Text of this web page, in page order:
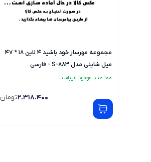
مجموعه مهرساز خود باشید 4 لاین 18 * 47
میل شاینی مدل S-883 - فارسی
100 عدد موجود میباشد
2.318.400تومان